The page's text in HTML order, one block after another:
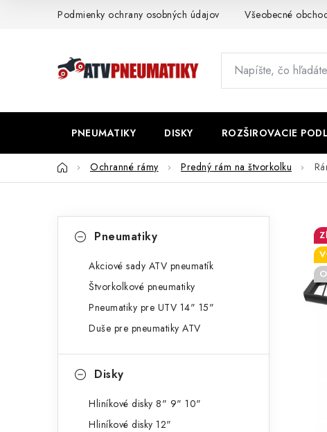
Podmienky ochrany osobných údajov Všeobecné
PNEUMATIKY DISKY ROZŠIROVACIE
DomovOchranné rámy Predný rám na štvorkolku
p
kategóriePneumatiky
Akciové sady ATV pneumatík
Štvorkolkové pneumatiky
Pneumatiky pre UTV 14" 15"
Duše pre pneumatiky ATV
Disky
Hliníkové disky 8" 9" 10"
Hliníkové disky 12"